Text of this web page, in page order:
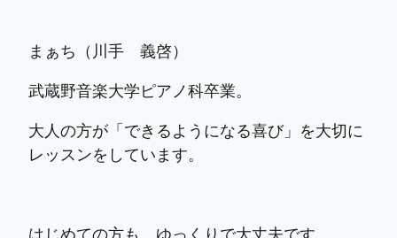
まぁち（川手 義啓）
武蔵野音楽大学ピアノ科卒業。
大人の方が「できるようになる喜び」を大切に
レッスンをしています。